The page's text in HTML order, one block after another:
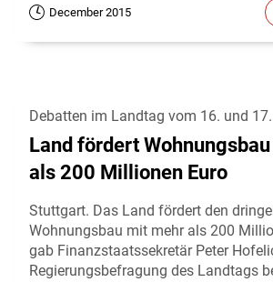
December 2015
Debatten im Landtag vom 16. und
Land fördert
als 200 Millionen Euro
Stuttgart. Das Land fördert den
Wohnungsbau mit mehr als 200
gab Finanzstaatssekretär Peter
Regierungsbefragung des Landtags